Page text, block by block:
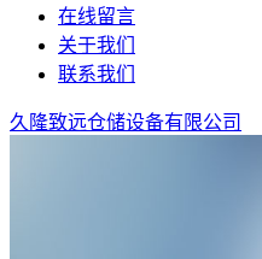
在线留言
关于我们
联系我们
久隆致远仓储设备有限公司